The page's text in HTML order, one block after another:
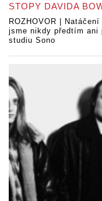
STOPY DAVIDA
ROZHOVOR |
jsme nikdy předtím ani
studiu Sono